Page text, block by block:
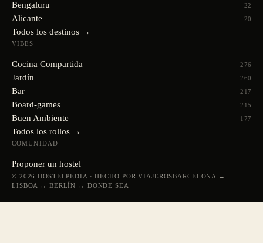
Bengaluru 22
Alicante 20
Todos los destinos →
VIBES
Cocina Compartida 276
Jardín 260
Bar 217
Board-games 215
Buen Ambiente 177
Todos los rollos →
COMUNIDAD
Proponer un hostel
© 2026 HOSTELPEDIA · HECHO POR VIAJEROSBARCELONA ↔
LISBOA ↔ BERLÍN ↔ DONDE SEA